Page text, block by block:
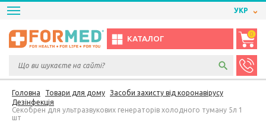
УКР
КАТАЛОГ
0
Головна Товари для дому
Засоби захисту від коронавірусу
Дезінфекція
Секобрен для ультразвукових генераторів холодного туману 5л 1
шт